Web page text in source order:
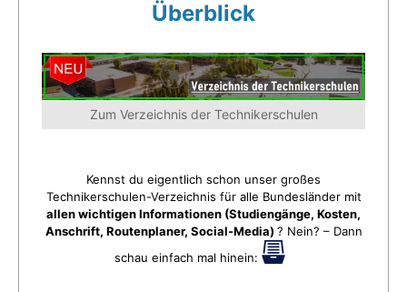
Überblick
Zum Verzeichnis der Technikerschulen
Kennst du eigentlich schon unser großes
Technikerschulen-Verzeichnis für alle Bundesländer mit
allen wichtigen Informationen (Studiengänge, Kosten,
Anschrift, Routenplaner, Social-Media) ? Nein? – Dann
schau einfach mal hinein: